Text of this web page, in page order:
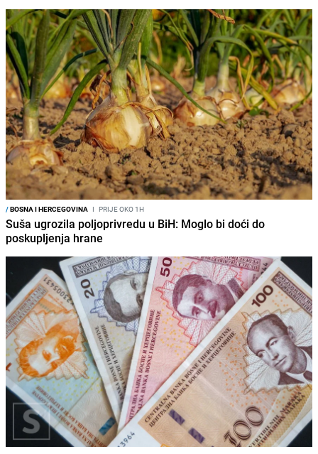
/BOSNA I HERCEGOVINA I PRIJE OKO 1H
Suša ugrozila poljoprivredu u BiH: Moglo bi doći do
poskupljenja hrane